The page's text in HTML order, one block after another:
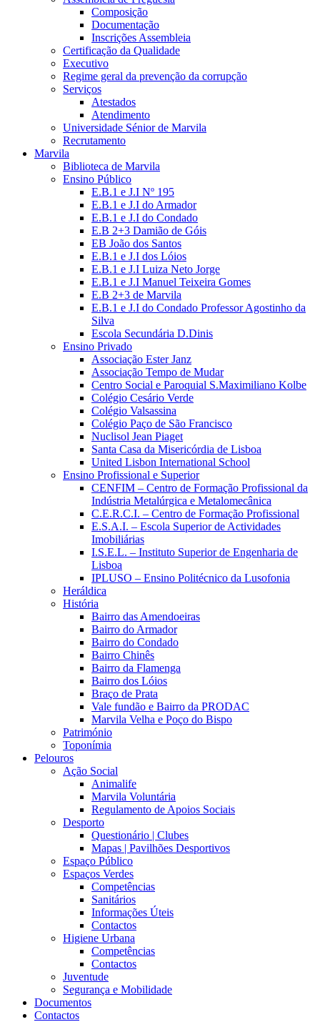
Composição
Documentação
Inscrições Assembleia
Certificação da Qualidade
Executivo
Regime geral da prevenção da corrupção
Serviços
Atestados
Atendimento
Universidade Sénior de Marvila
Recrutamento
Marvila
Biblioteca de Marvila
Ensino Público
E.B.1 e J.I Nº 195
E.B.1 e J.I do Armador
E.B.1 e J.I do Condado
E.B 2+3 Damião de Góis
EB João dos Santos
E.B.1 e J.I dos Lóios
E.B.1 e J.I Luiza Neto Jorge
E.B.1 e J.I Manuel Teixeira Gomes
E.B 2+3 de Marvila
E.B.1 e J.I do Condado Professor Agostinho da
Silva
Escola Secundária D.Dinis
Ensino Privado
Associação Ester Janz
Associação Tempo de Mudar
Centro Social e Paroquial S.Maximiliano Kolbe
Colégio Cesário Verde
Colégio Valsassina
Colégio Paço de São Francisco
Nuclisol Jean Piaget
Santa Casa da Misericórdia de Lisboa
United Lisbon International School
Ensino Profissional e Superior
CENFIM – Centro de Formação Profissional da
Indústria Metalúrgica e Metalomecânica
C.E.R.C.I. – Centro de Formação Profissional
E.S.A.I. – Escola Superior de Actividades
Imobiliárias
I.S.E.L. – Instituto Superior de Engenharia de
Lisboa
IPLUSO – Ensino Politécnico da Lusofonia
Heráldica
História
Bairro das Amendoeiras
Bairro do Armador
Bairro do Condado
Bairro Chinês
Bairro da Flamenga
Bairro dos Lóios
Braço de Prata
Vale fundão e Bairro da PRODAC
Marvila Velha e Poço do Bispo
Património
Toponímia
Pelouros
Ação Social
Animalife
Marvila Voluntária
Regulamento de Apoios Sociais
Desporto
Questionário | Clubes
Mapas | Pavilhões Desportivos
Espaço Público
Espaços Verdes
Competências
Sanitários
Informações Úteis
Contactos
Higiene Urbana
Competências
Contactos
Juventude
Segurança e Mobilidade
Documentos
Contactos